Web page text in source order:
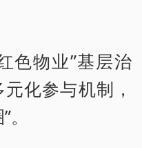
色物业”基层治
化参与机制，